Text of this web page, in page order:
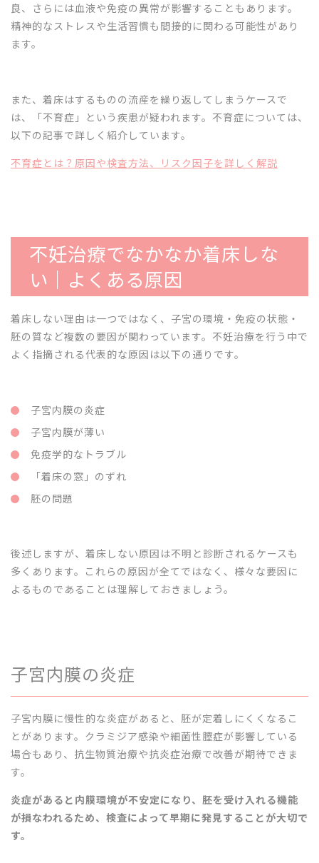
良、さらには血液や免疫の異常が影響することもあります。
精神的なストレスや生活習慣も間接的に関わる可能性があり
ます。
また、着床はするものの流産を繰り返してしまうケースで
は、「不育症」という疾患が疑われます。不育症については、
以下の記事で詳しく紹介しています。
不育症とは？原因や検査方法、リスク因子を詳しく解説
不妊治療でなかなか着床しな
い｜よくある原因
着床しない理由は一つではなく、子宮の環境・免疫の状態・
胚の質など複数の要因が関わっています。不妊治療を行う中で
よく指摘される代表的な原因は以下の通りです。
子宮内膜の炎症
子宮内膜が薄い
免疫学的なトラブル
「着床の窓」のずれ
胚の問題
後述しますが、着床しない原因は不明と診断されるケースも
多くあります。これらの原因が全てではなく、様々な要因に
よるものであることは理解しておきましょう。
子宮内膜の炎症
子宮内膜に慢性的な炎症があると、胚が定着しにくくなるこ
とがあります。クラミジア感染や細菌性膣症が影響している
場合もあり、抗生物質治療や抗炎症治療で改善が期待できま
す。
炎症があると内膜環境が不安定になり、胚を受け入れる機能
が損なわれるため、検査によって早期に発見することが大切で
す。